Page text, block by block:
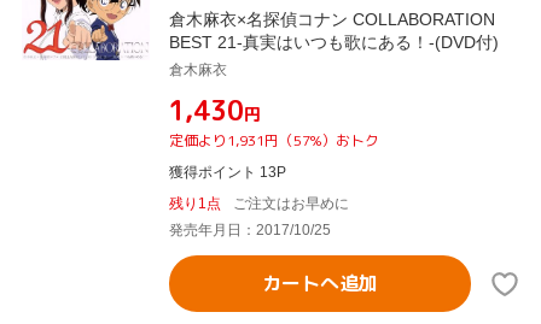
倉木麻衣×名探偵コナン COLLABORATION
BEST 21-真実はいつも歌にある！-(DVD付)
倉木麻衣
¥1,430円
定価より1,931円（57%）おトク
獲得ポイント 13P
残り1点
ご注文はお早めに
発売年月日：2017/10/25
カートへ追加